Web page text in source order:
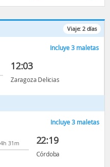
Viaje: 2días
Incluye 3 maletas
12:03
Zaragoza Delicias
Incluye 3 maletas
4h 31m 22:19
Córdoba